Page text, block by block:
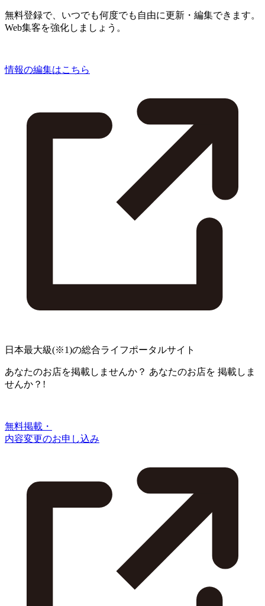
無料登録で、いつでも何度でも自由に更新・編集できます。
Web集客を強化しましょう。
情報の編集はこちら
日本最大級(※1)の総合ライフポータルサイト
あなたのお店を掲載しませんか？ あなたのお店を 掲載しま
せんか？!
無料掲載・
内容変更のお申し込み